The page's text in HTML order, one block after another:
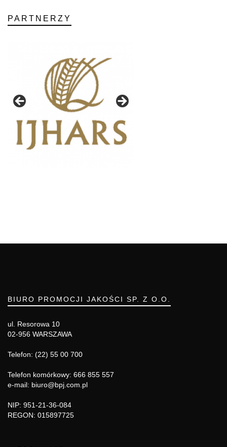
PARTNERZY
BIURO PROMOCJI JAKOŚCI SP. Z O.O.
ul. Resorowa 10
02-956 WARSZAWA
Telefon: (22) 55 00 700
Telefon komórkowy: 666 855 557
e-mail: biuro@bpj.com.pl
NIP: 951-21-36-084
REGON: 015897725